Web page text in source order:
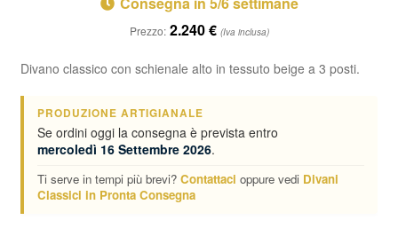
Prezzo: 2.240€ (Iva inclusa)
Divano classico con schienale alto in tessuto beige a 3 posti.
PRODUZIONE ARTIGIANALE
Se ordini oggi la consegna è prevista entro
mercoledì 16 Settembre 2026.
Ti serve in tempi più brevi? Contattaci oppure vedi Divani
Classici in Pronta Consegna